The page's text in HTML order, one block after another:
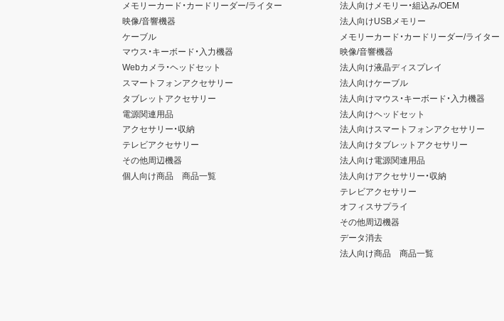
メモリーカード・カードリーダー/ライター
映像/音響機器
ケーブル
マウス・キーボード・入力機器
Webカメラ・ヘッドセット
スマートフォンアクセサリー
タブレットアクセサリー
電源関連用品
アクセサリー・収納
テレビアクセサリー
その他周辺機器
個人向け商品 商品一覧
法人向けメモリー・組込み/OEM
法人向けUSBメモリー
メモリーカード・カードリーダー/ライター
映像/音響機器
法人向け液晶ディスプレイ
法人向けケーブル
法人向けマウス・キーボード・入力機器
法人向けヘッドセット
法人向けスマートフォンアクセサリー
法人向けタブレットアクセサリー
法人向け電源関連用品
法人向けアクセサリー・収納
テレビアクセサリー
オフィスサプライ
その他周辺機器
データ消去
法人向け商品 商品一覧